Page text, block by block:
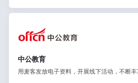
中公教育
用麦客发放电子资料，开展线下活动，不断